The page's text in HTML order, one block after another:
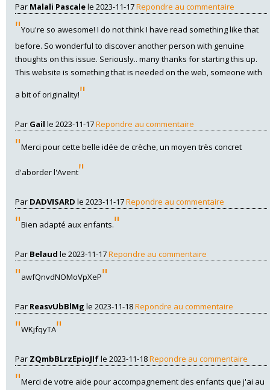
Par Malali Pascalele 2023-11-17Repondre au commentaire
"You're so awesome! I do not think I have read something like that
before. So wonderful to discover another person with genuine
thoughts on this issue. Seriously.. many thanks for starting this up.
This website is something that is needed on the web, someone with
a bit of originality!"
Par Gail le 2023-11-17Repondre au commentaire
"Merci pour cette belle idée de crèche, un moyen très concret
d'aborder l'Avent"
Par DADVISARD le 2023-11-17Repondre au commentaire
"Bien adapté aux enfants."
Par Belaud le 2023-11-17Repondre au commentaire
"awfQnvdNOMoVpXeP"
Par ReasvUbBlMg le 2023-11-18Repondre au commentaire
"WKjfqyTA"
Par ZQmbBLrzEpioJIfle 2023-11-18Repondre au commentaire
"Merci de votre aide pour accompagnement des enfants que j'ai au